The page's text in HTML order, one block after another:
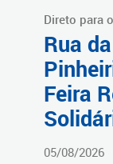
Direto para
Rua
Feira
05/08/2026